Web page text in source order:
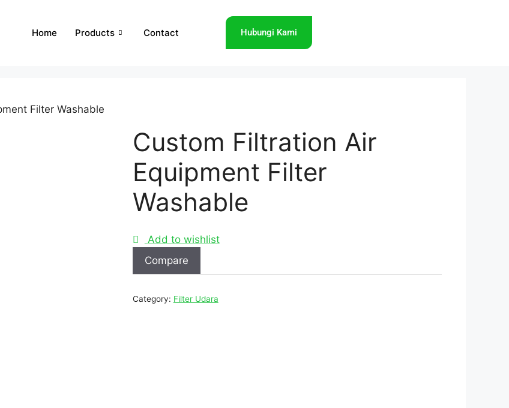
Home Products Contact Hubungi Kami
Filter Washable
Custom Filtration Air
Equipment Filter
Washable
Add to wishlist
Compare
Category: Filter Udara